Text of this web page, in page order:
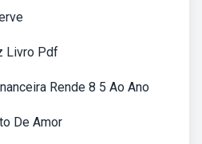
Livro Pdf
Rende 8 5 Ao Ano
De Amor